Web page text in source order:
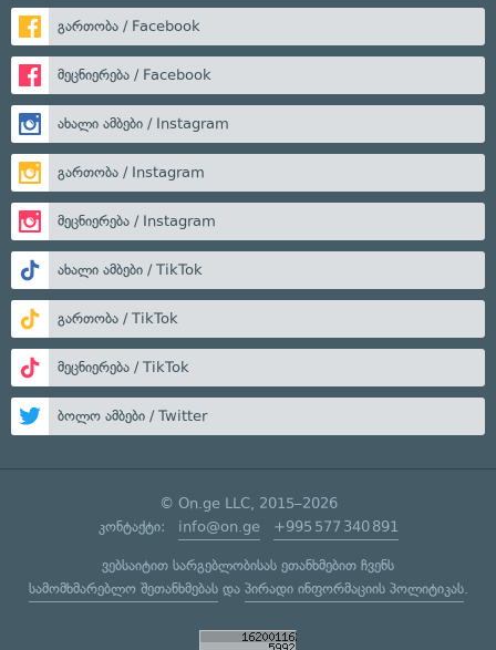
გართობა / Facebook
მეცნიერება / Facebook
ახალი ამბები / Instagram
გართობა / Instagram
მეცნიერება / Instagram
ახალი ამბები / TikTok
გართობა / TikTok
მეცნიერება / TikTok
ბოლო ამბები / Twitter
© On.ge LLC, 2015–2026
კონტაქტი: info@on.ge +995 577 340 891
ვებსაიტით სარგებლობისას ეთანხმებით ჩვენს
სამომხმარებლო შეთანხმებასდა პირადი ინფორმაციის პოლიტიკას.